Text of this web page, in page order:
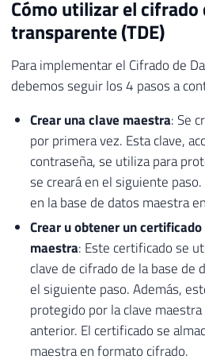
Cómo utilizar el cifrado
transparente (TDE)
Para implementar el Cifrado de
debemos seguir los 4 pasos a
Crear una clave maestra: Se
por primera vez. Esta clave,
contraseña, se utiliza para
se creará en el siguiente
en la base de datos maestra
Crear u obtener un
maestra: Este certificado se
clave de cifrado de la base de
el siguiente paso. Además,
protegido por la clave
anterior. El certificado se
maestra en formato cifrado.